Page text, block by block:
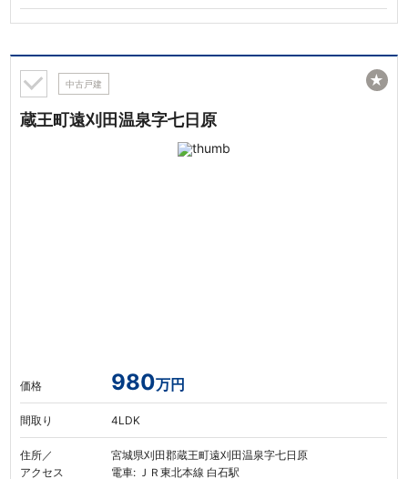
中古戸建
蔵王町遠刈田温泉字七日原
価格 980万円
間取り 4LDK
住所／
アクセス
宮城県刈田郡蔵王町遠刈田温泉字七日原
電車: ＪＲ東北本線 白石駅
★